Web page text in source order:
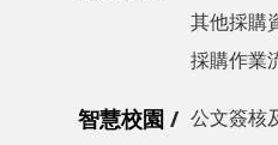
其他採購
採購作業
智慧校園 公文簽核